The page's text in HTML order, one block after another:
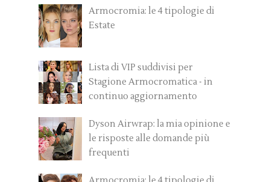
Armocromia: le 4 tipologie di
Estate
Lista di VIP suddivisi per
Stagione Armocromatica - in
continuo aggiornamento
Dyson Airwrap: la mia opinione e
le risposte alle domande più
frequenti